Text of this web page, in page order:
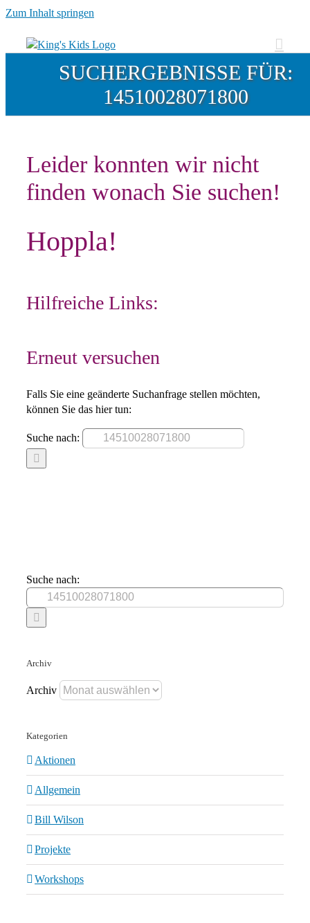
Zum Inhalt springen
SUCHERGEBNISSE FÜR:
14510028071800
Leider konnten wir nicht
finden wonach Sie suchen!
Hoppla!
Hilfreiche Links:
Erneut versuchen
Falls Sie eine geänderte Suchanfrage stellen möchten,
können Sie das hier tun:
Suche nach:
Suche nach:
Archiv
Archiv
Kategorien
Aktionen
Allgemein
Bill Wilson
Projekte
Workshops